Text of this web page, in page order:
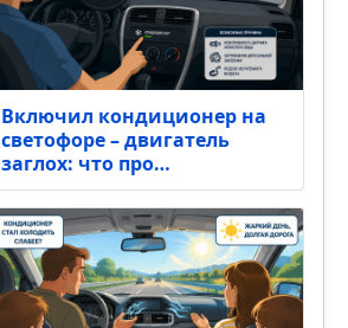
Включил кондиционер на
светофоре – двигатель
заглох: что про…